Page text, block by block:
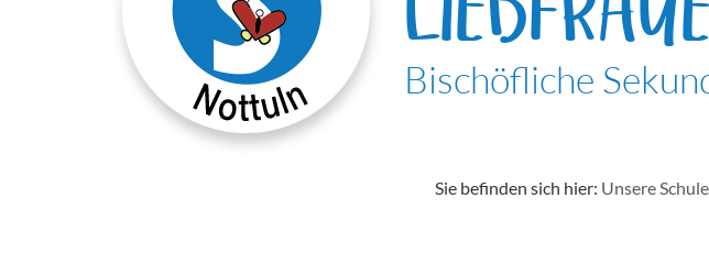
Bischöfliche
Sie befinden sich hier: Unsere Schule